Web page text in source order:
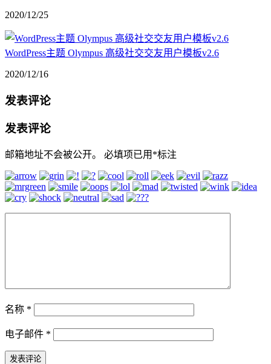
2020/12/25
WordPress主题 Olympus 高级社交交友用户模板v2.6
2020/12/16
发表评论
发表评论
邮箱地址不会被公开。 必填项已用 *标注
名称 *
电子邮件 *